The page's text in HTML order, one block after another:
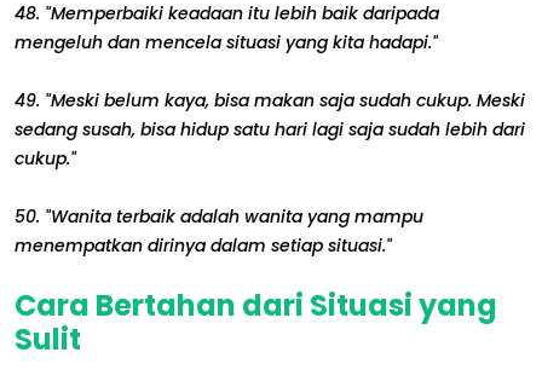
48. "Memperbaiki keadaan itu lebih baik daripada
mengeluh dan mencela situasi yang kita hadapi."
49. "Meski belum kaya, bisa makan saja sudah cukup. Meski
sedang susah, bisa hidup satu hari lagi saja sudah lebih dari
cukup."
50. "Wanita terbaik adalah wanita yang mampu
menempatkan dirinya dalam setiap situasi."
Cara Bertahan dari Situasi yang
Sulit